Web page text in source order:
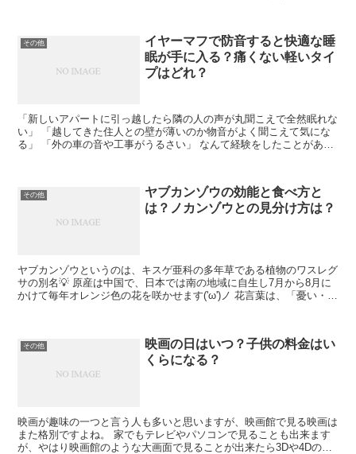
その他
イヤーマフで防音すると快適な睡
眠が手に入る？痛くない軽いタイ
プはどれ？
「新しいアパートに引っ越したら隣の人の声が丸聞こえで全然眠れな
い」 「越してきた住人との壁が薄いのか物音がよく聞こえて気にな
る」 「外の車の音や工事がうるさい」 なんて経験をしたことがある
その他
ヤブカンゾウの効能と食べ方と
は？ノカンゾウとの見分け方は？
ヤブカンゾウというのは、キスゲ亜科の多年草である植物のワスレグ
サの別名💡 原産は中国で、日本では南の地域に自生し7月から8月に
かけて毎年オレンジ色の花を咲かせます('ω')ノ 花言葉は、「憂い・悲
その他
映画の日はいつ？子供の料金はい
くらになる？
映画が趣味の一つと言う人も多いと思いますが、映画館で見る映画は
また格別ですよね。 家でもテレビやパソコンで見ることも出来ます
が、やはり映画館のような大画面で見ることが出来たら3Dや4Dの映